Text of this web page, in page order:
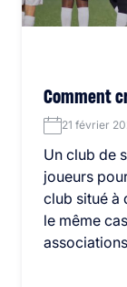
Comment
21 février
Un club de
joueurs
club situé à
le même